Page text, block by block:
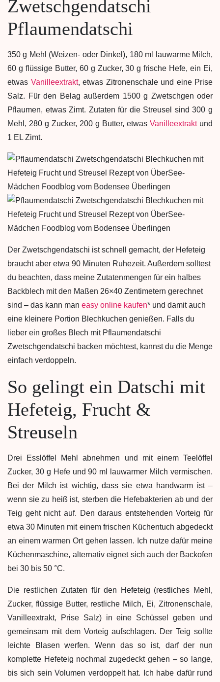
Zwetschgendatschi
Pflaumendatschi
350 g Mehl (Weizen- oder Dinkel), 180 ml lauwarme Milch,
60 g flüssige Butter, 60 g Zucker, 30 g frische Hefe, ein Ei,
etwas Vanilleextrakt, etwas Zitronenschale und eine Prise
Salz. Für den Belag außerdem 1500 g Zwetschgen oder
Pflaumen, etwas Zimt. Zutaten für die Streusel sind 300 g
Mehl, 280 g Zucker, 200 g Butter, etwas Vanilleextraktund
1 EL Zimt.
Der Zwetschgendatschi ist schnell gemacht, der Hefeteig
braucht aber etwa 90 Minuten Ruhezeit. Außerdem solltest
du beachten, dass meine Zutatenmengen für ein halbes
Backblech mit den Maßen 26×40 Zentimetern gerechnet
sind – das kann man easy online kaufen* und damit auch
eine kleinere Portion Blechkuchen genießen. Falls du
lieber ein großes Blech mit Pflaumendatschi
Zwetschgendatschi backen möchtest, kannst du die Menge
einfach verdoppeln.
So gelingt ein Datschi mit
Hefeteig, Frucht &
Streuseln
Drei Esslöffel Mehl abnehmen und mit einem Teelöffel
Zucker, 30 g Hefe und 90 ml lauwarmer Milch vermischen.
Bei der Milch ist wichtig, dass sie etwa handwarm ist –
wenn sie zu heiß ist, sterben die Hefebakterien ab und der
Teig geht nicht auf. Den daraus entstehenden Vorteig für
etwa 30 Minuten mit einem frischen Küchentuch abgedeckt
an einem warmen Ort gehen lassen. Ich nutze dafür meine
Küchenmaschine, alternativ eignet sich auch der Backofen
bei 30 bis 50 °C.
Die restlichen Zutaten für den Hefeteig (restliches Mehl,
Zucker, flüssige Butter, restliche Milch, Ei, Zitronenschale,
Vanilleextrakt, Prise Salz) in eine Schüssel geben und
gemeinsam mit dem Vorteig aufschlagen. Der Teig sollte
leichte Blasen werfen. Wenn das so ist, darf der nun
komplette Hefeteig nochmal zugedeckt gehen – so lange,
bis sich sein Volumen verdoppelt hat. Ich habe dafür rund